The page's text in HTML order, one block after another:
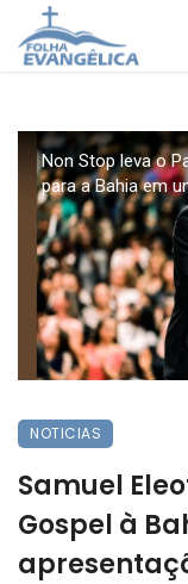
Non Stop leva o
para a Bahia em
NOTICIAS
Samuel
Gospel à